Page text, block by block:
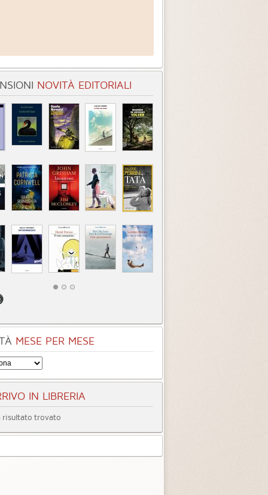
NOVITÀ EDITORIALI
MESE PER MESE
IN LIBRERIA
risultato trovato